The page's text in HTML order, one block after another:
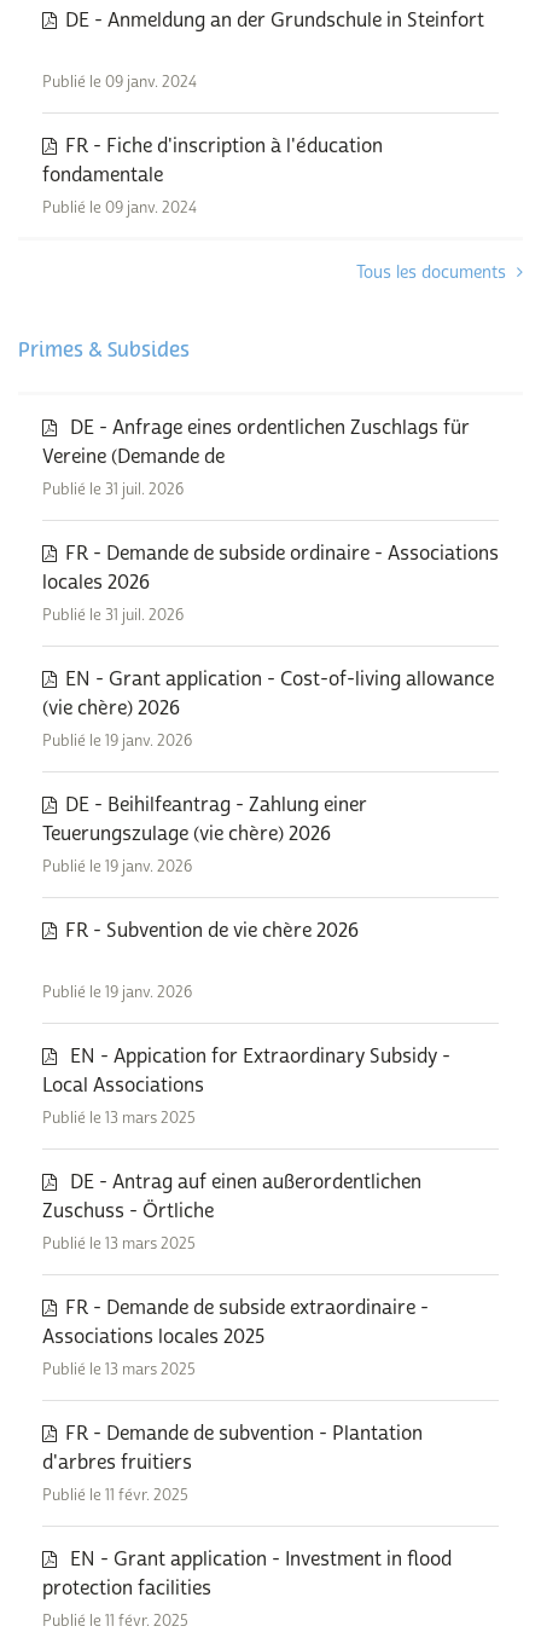
DE - Anmeldung an der Grundschule in Steinfort
Publié le 09 janv. 2024
FR - Fiche d'inscription à l'éducation
fondamentale
Publié le 09 janv. 2024
Tous les documents
Primes & Subsides
DE - Anfrage eines ordentlichen Zuschlags für
Vereine (Demande de
Publié le 31 juil. 2026
FR - Demande de subside ordinaire - Associations
locales 2026
Publié le 31 juil. 2026
EN - Grant application - Cost-of-living allowance
(vie chère) 2026
Publié le 19 janv. 2026
DE - Beihilfeantrag - Zahlung einer
Teuerungszulage (vie chère) 2026
Publié le 19 janv. 2026
FR - Subvention de vie chère 2026
Publié le 19 janv. 2026
EN - Appication for Extraordinary Subsidy -
Local Associations
Publié le 13 mars 2025
DE - Antrag auf einen außerordentlichen
Zuschuss - Örtliche
Publié le 13 mars 2025
FR - Demande de subside extraordinaire -
Associations locales 2025
Publié le 13 mars 2025
FR - Demande de subvention - Plantation
d'arbres fruitiers
Publié le 11 févr. 2025
EN - Grant application - Investment in flood
protection facilities
Publié le 11 févr. 2025